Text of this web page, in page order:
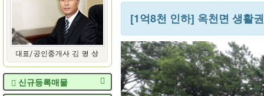
신규등록매물
[1억8천 인하] 옥천면 생활